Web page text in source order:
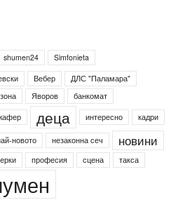
shumen24
Simfonieta
Вебер
ДЛС "Паламара"
Яворов
банкомат
деца интересно кадри
новото незаконна сеч новини
професия сцена такса